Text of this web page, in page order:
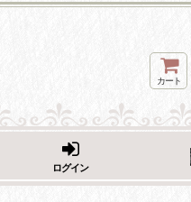
カート
ログイン